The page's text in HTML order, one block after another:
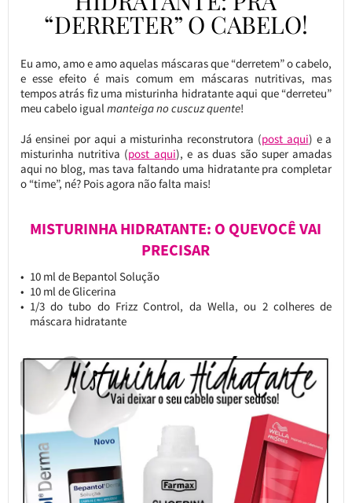
“DERRETER” O CABELO!
Eu amo, amo e amo aquelas máscaras que “derretem” o cabelo,
e esse efeito é mais comum em máscaras nutritivas, mas
tempos atrás fiz uma misturinha hidratante aqui que “derreteu”
meu cabelo igualmanteiga no cuscuz quente!
Já ensinei por aqui a misturinha reconstrutora (post aqui) e a
misturinha nutritiva (post aqui), e as duas são super amadas
aqui no blog, mas tava faltando uma hidratante pra completar
o “time”, né? Pois agora não falta mais!
MISTURINHA HIDRATANTE: O QUEVOCÊ VAI
PRECISAR
10 ml de Bepantol Solução
10 ml de Glicerina
1/3 do tubo do Frizz Control, da Wella, ou 2 colheres de
máscara hidratante